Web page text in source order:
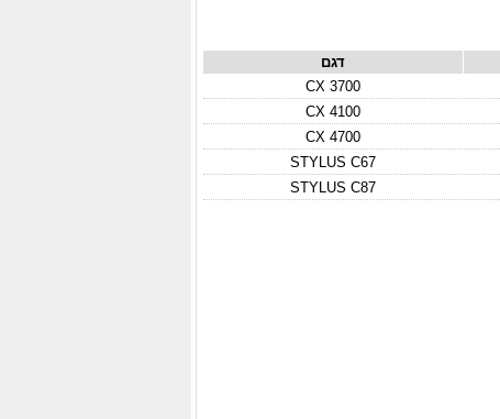
דגם
CX 3700
CX 4100
CX 4700
STYLUS C67
STYLUS C87